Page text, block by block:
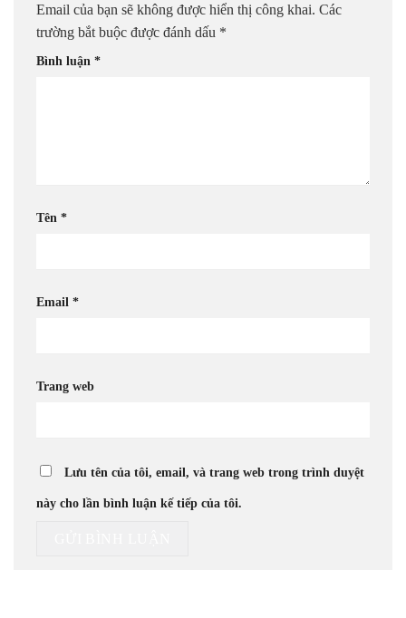
Email của bạn sẽ không được hiển thị công khai. Các
trường bắt buộc được đánh dấu *
Bình luận *
Tên *
Email *
Trang web
Lưu tên của tôi, email, và trang web trong trình duyệt
này cho lần bình luận kế tiếp của tôi.